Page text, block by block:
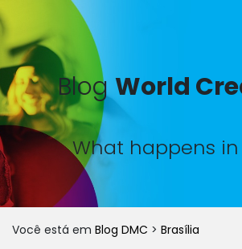
Blog World
What happens in
Você está em Blog DMC > Brasília